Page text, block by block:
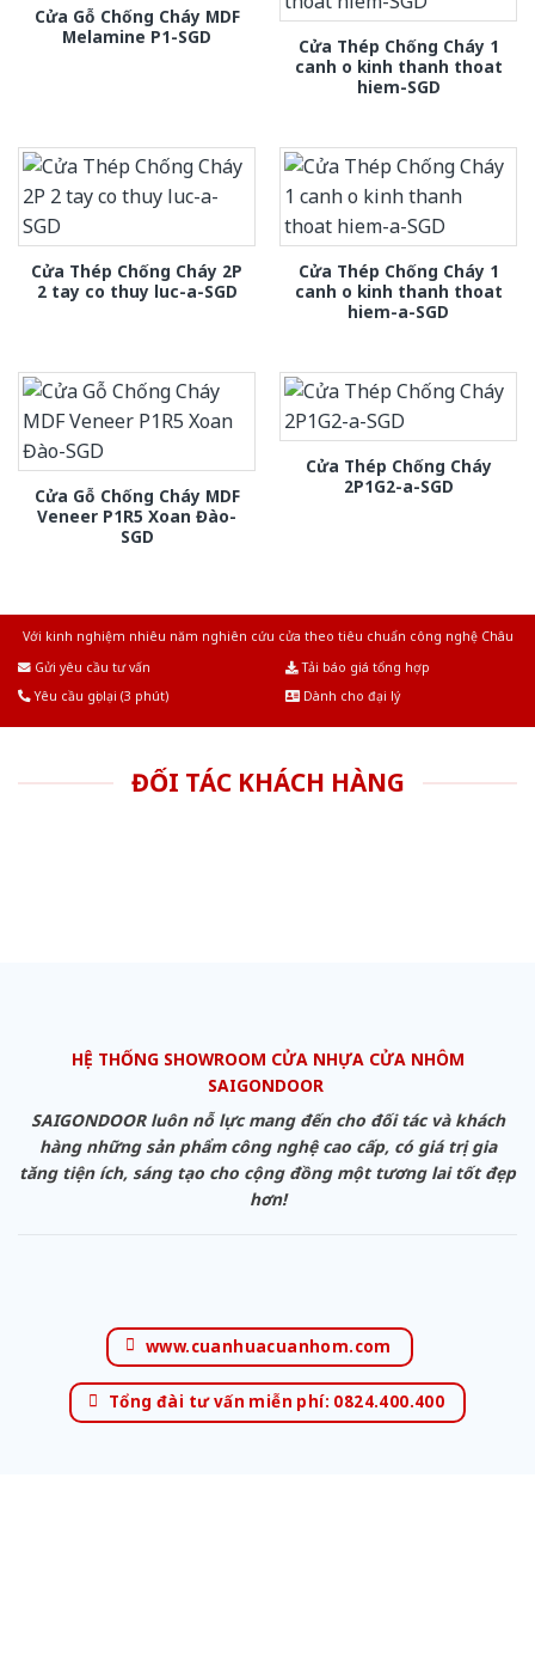
Cửa Gỗ Chống Cháy MDF
Melamine P1-SGD
Cửa Thép Chống Cháy 1
canh o kinh thanh thoat
hiem-SGD
Cửa Thép Chống Cháy 2P
2 tay co thuy luc-a-SGD
Cửa Thép Chống Cháy 1
canh o kinh thanh thoat
hiem-a-SGD
Cửa Gỗ Chống Cháy MDF
Veneer P1R5 Xoan Đào-
SGD
Cửa Thép Chống Cháy
2P1G2-a-SGD
Với kinh nghiệm nhiêu năm nghiên cứu cửa theo tiêu chuẩn công nghệ Châu
Gửi yêu cầu tư vấn
Tải báo giá tổng hợp
Yêu cầu gọi lại (3 phút)
Dành cho đại lý
ĐỐI TÁC KHÁCH HÀNG
HỆ THỐNG SHOWROOM CỬA NHỰA CỬA NHÔM
SAIGONDOOR
SAIGONDOOR luôn nỗ lực mang đến cho đối tác và khách
hàng những sản phẩm công nghệ cao cấp, có giá trị gia
tăng tiện ích, sáng tạo cho cộng đồng một tương lai tốt đẹp
hơn!
www.cuanhuacuanhom.com
Tổng đài tư vấn miễn phí: 0824.400.400